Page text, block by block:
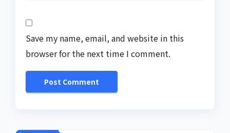
Save my name, email, and website in this
browser for the next time I comment.